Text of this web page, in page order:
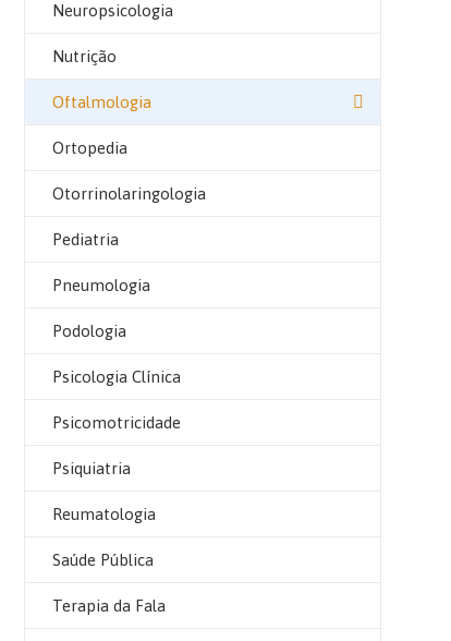
Neuropsicologia
Nutrição
Oftalmologia
Ortopedia
Otorrinolaringologia
Pediatria
Pneumologia
Podologia
Psicologia Clínica
Psicomotricidade
Psiquiatria
Reumatologia
Saúde Pública
Terapia da Fala